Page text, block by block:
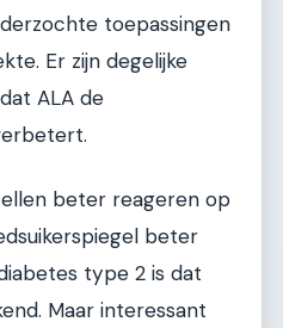
toepassingen
Er zijn degelijke
ALA de
beter reageren op
beter
type 2 is dat
Maar interessant